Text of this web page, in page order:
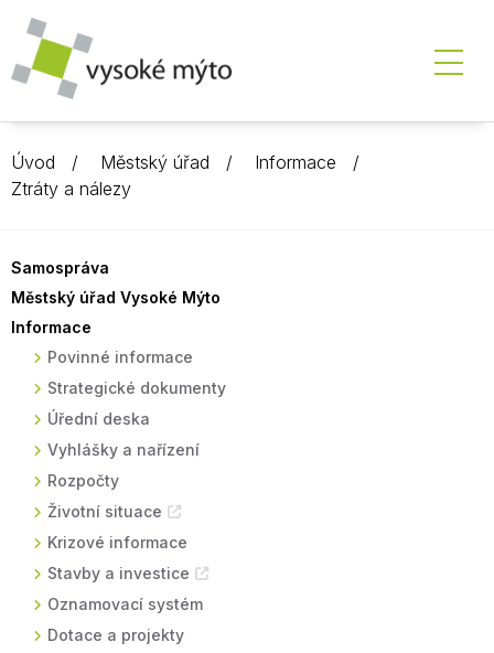
Úvod Městský úřad
Informace
Ztráty a nálezy
Samospráva
Městský úřad Vysoké Mýto
Informace
Povinné informace
Strategické dokumenty
Úřední deska
Vyhlášky a nařízení
Rozpočty
Životní situace
Krizové informace
Stavby a investice
Oznamovací systém
Dotace a projekty